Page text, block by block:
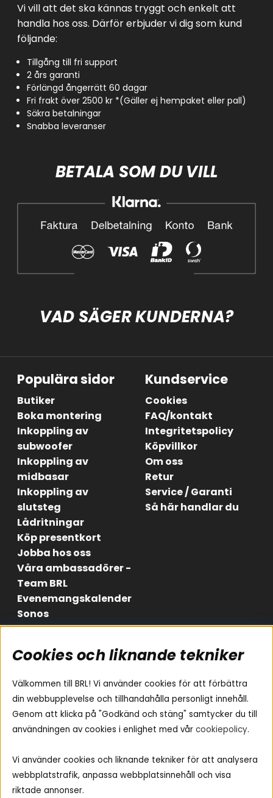
Vi vill att det ska kännas tryggt och enkelt att
handla hos oss. Därför erbjuder vi dig som kund
följande:
Tillgång till fri support
2 års garanti
Förlängd ångerrätt 60 dagar
Fri frakt över 2500 kr *(Gäller ej hempaket eller pall)
Säkra betalningar
Snabba leveranser
BETALA SOM DU VILL
VAD SÄGER KUNDERNA?
Populära sidor
Butiker
Boka montering
Inkoppling av
subwoofer
Inkoppling av
midbasar
Inkoppling av
slutsteg
Lådritningar
Köp presentkort
Jobba hos oss
Våra ambassadörer -
Team BRL
Evenemangskalender
Sonos
Kundservice
Cookies
FAQ/kontakt
Integritetspolicy
Köpvillkor
Om oss
Retur
Service / Garanti
Så här handlar du
Områden
Billjud
Hemmaljud
Medarbetare
Vad passar i min bil
Yamaha Musiccast
Ljud till A-traktorn
Ljud till båten
Ljud till lastbil
Följ oss
Instagram
Facebook
Youtube
Cookies och liknande tekniker
Välkommen till BRL! Vi använder cookies för att förbättra
din webbupplevelse och tillhandahålla personligt innehåll.
Genom att klicka på "Godkänd och stäng" samtycker du till
användningen av cookies i enlighet med vår cookiepolicy.
Vi använder cookies och liknande tekniker för att analysera
webbplatstrafik, anpassa webbplatsinnehåll och visa
riktade annonser.